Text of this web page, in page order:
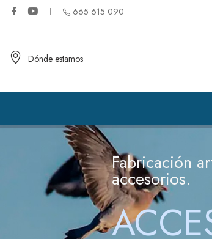
665 615 090
Dónde estamos
Fabricación
accesorios.